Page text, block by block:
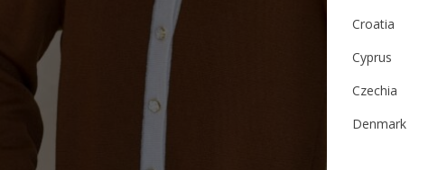
Croatia
Cyprus
Czechia
Denmark